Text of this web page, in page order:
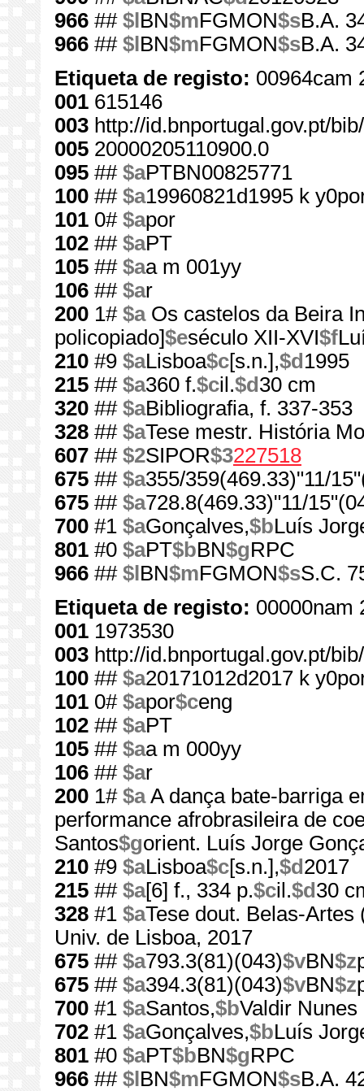
966 ## $l BN$mFGMON$sB.A.
966 ## $l BN$mFGMON$sB.A.
Etiqueta de registo: 00964cam
001 615146
003 http://id.bnportugal.gov.pt/
005 20000205110900.0
095 ## $aPTBN00825771
100 ## $a19960821d1995 k
101 0# $apor
102 ## $aPT
105 ## $aa m 001yy
106 ## $ar
200 1# $aOs castelos da Beira
policopiado]$eséculo XII-XVI$f
210 #9 $aLisboa$c[s.n.],$d 1995
215 ## $a360 f.$cil.$d 30 cm
320 ## $aBibliografia, f. 337-353
328 ## $aTese mestr. História
607 ## $2SIPOR$3227518
675 ## $a355/359(469.33)"11/
675 ## $a728.8(469.33)"11/
700 #1 $aGonçalves,$bLuís
801 #0 $aPT$bBN$gRPC
966 ## $l BN$mFGMON$sS.C.
Etiqueta de registo: 00000nam
001 1973530
003 http://id.bnportugal.gov.pt/
100 ## $a20171012d2017 k
101 0# $apor$ceng
102 ## $aPT
105 ## $aa m 000yy
106 ## $ar
200 1# $aA dança bate-barriga
performance afrobrasileira de
Santos$gorient. Luís Jorge
210 #9 $aLisboa$c[s.n.],$d 2017
215 ## $a[6] f., 334 p.$cil.$d 30
328 #1 $aTese dout. Belas-
Univ. de Lisboa, 2017
675 ## $a793.3(81)(043)$vBN$z
675 ## $a394.3(81)(043)$vBN$z
700 #1 $aSantos,$bValdir Nunes
702 #1 $aGonçalves,$bLuís
801 #0 $aPT$bBN$gRPC
966 ## $l BN$mFGMON$sB.A.